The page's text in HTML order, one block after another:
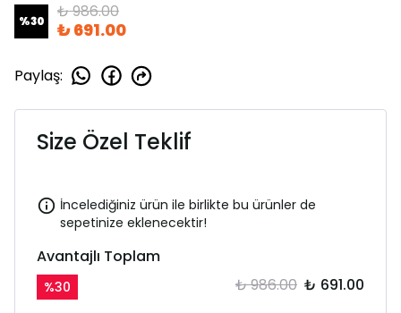
%30 ₺ 986.00
₺ 691.00
Paylaş:
Size Özel Teklif
İncelediğiniz ürün ile birlikte bu ürünler de
sepetinize eklenecektir!
Avantajlı Toplam
%30 ₺ 986.00 ₺ 691.00